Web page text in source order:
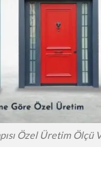
Özel Üretim Ölçü